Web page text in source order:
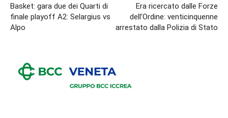
Basket: gara due dei Quarti di
finale playoff A2: Selargius vs
Alpo
Era ricercato dalle Forze
dell’Ordine: venticinquenne
arrestato dalla Polizia di Stato